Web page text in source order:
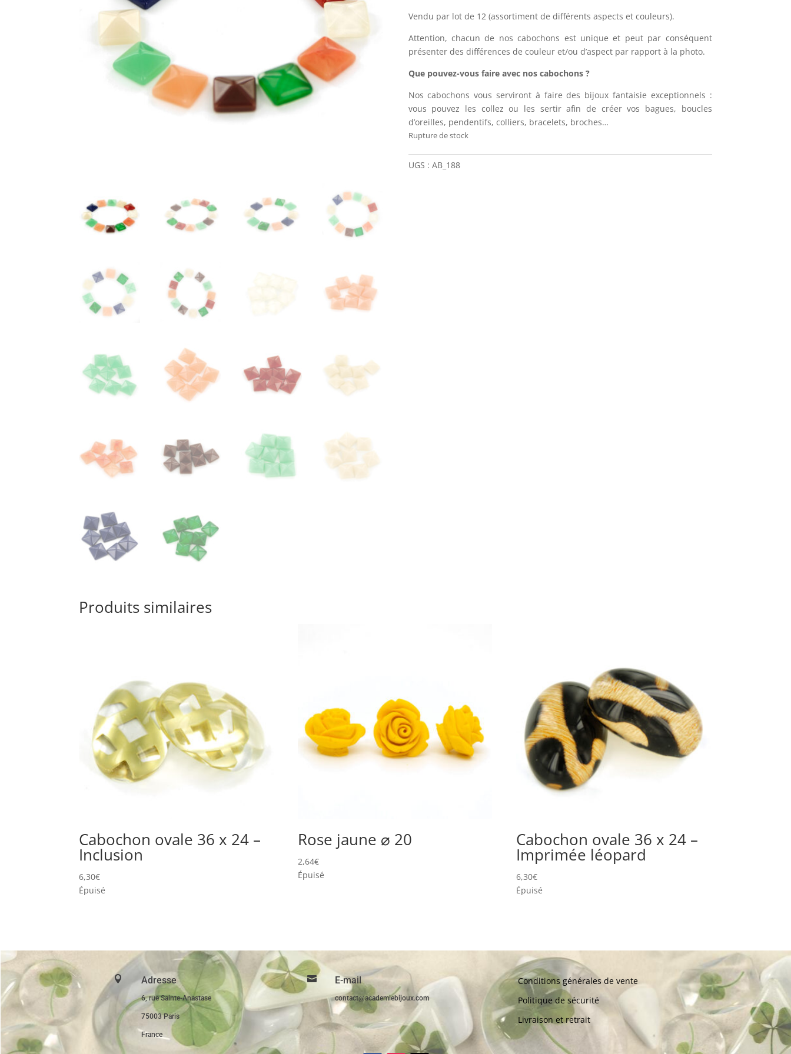
Vendu par lot de 12 (assortiment de différents aspects et couleurs).
Attention, chacun de nos cabochons est unique et peut par conséquent
présenter des différences de couleur et/ou d’aspect par rapport à la photo.
Que pouvez-vous faire avec nos cabochons ?
Nos cabochons vous serviront à faire des bijoux fantaisie exceptionnels :
vous pouvez les collez ou les sertir afin de créer vos bagues, boucles
d’oreilles, pendentifs, colliers, bracelets, broches…
Rupture de stock
UGS : AB_188
Produits similaires
Cabochon ovale 36 x 24 –
Inclusion
6,30€
Épuisé
Rose jaune ⌀ 20
2,64€
Épuisé
Cabochon ovale 36 x 24 –
Imprimée léopard
6,30€
Épuisé
 Adresse
6, rue Sainte-Anastase
75003 Paris
France
 E-mail
contact@academiebijoux.com
Conditions générales de vente
Politique de sécurité
Livraison et retrait